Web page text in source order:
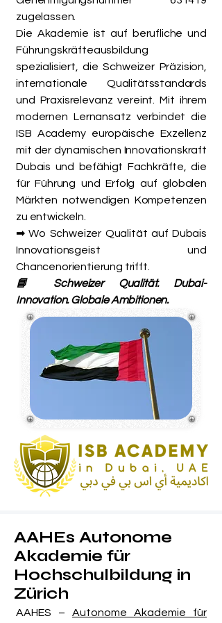
zugelassen.
Die Akademie ist auf berufliche und
Führungskräfteausbildung
spezialisiert, die Schweizer Präzision,
internationale Qualitätsstandards
und Praxisrelevanz vereint. Mit ihrem
modernen Lernansatz verbindet die
ISB Academy europäische Exzellenz
mit der dynamischen Innovationskraft
Dubais und befähigt Fachkräfte, die
für Führung und Erfolg auf globalen
Märkten notwendigen Kompetenzen
zu entwickeln.
➡ Wo Schweizer Qualität auf Dubais
Innovationsgeist und
Chancenorientierung trifft.
📘 Schweizer Qualität. Dubai-
Innovation. Globale Ambitionen.
AAHEs Autonome
Akademie für
Hochschulbildung in
Zürich
AAHES – Autonome Akademie für